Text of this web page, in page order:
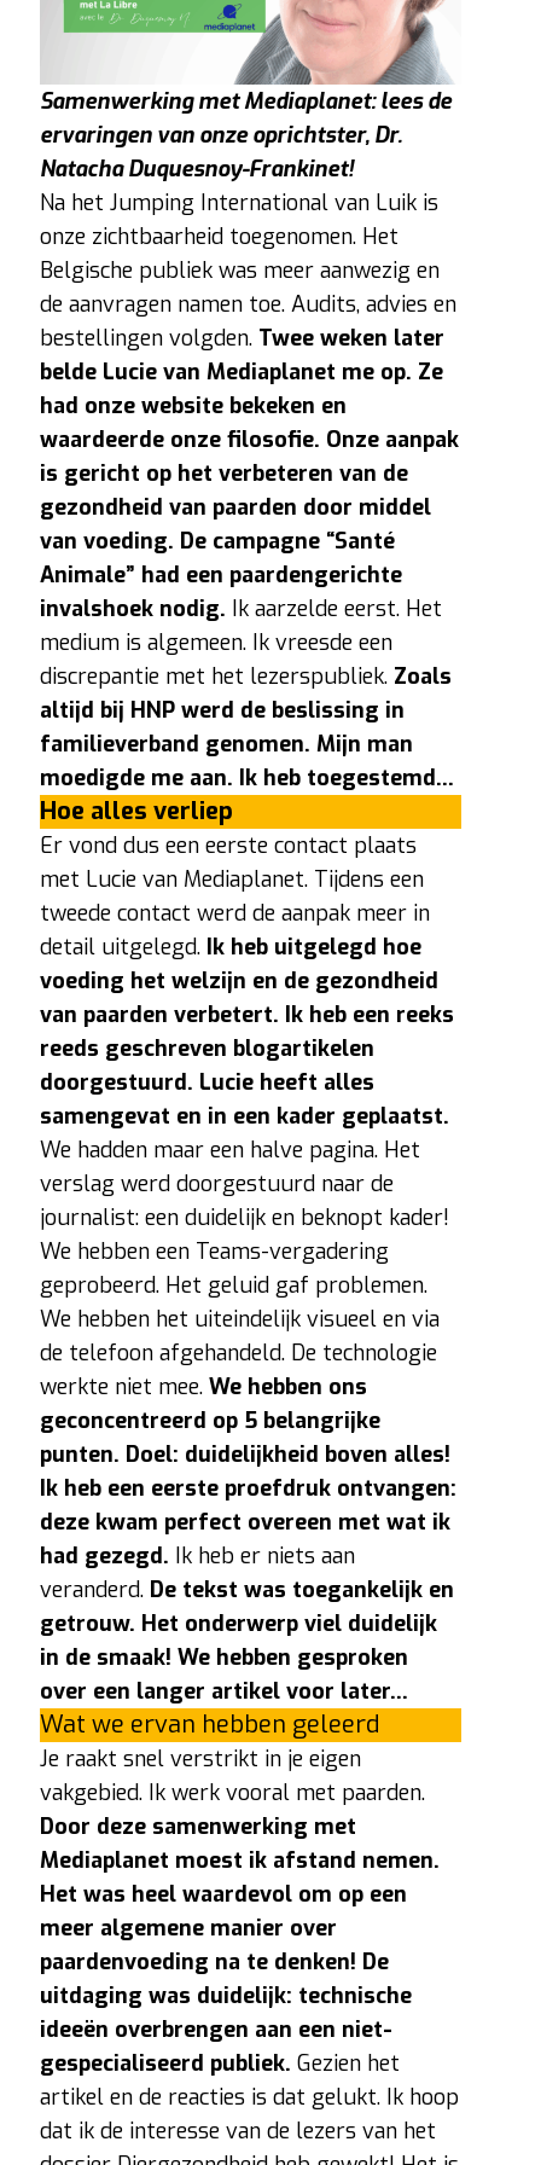
Samenwerking met Mediaplanet: lees de
ervaringen van onze oprichtster, Dr.
Natacha Duquesnoy-Frankinet!
Na het Jumping International van Luik is
onze zichtbaarheid toegenomen. Het
Belgische publiek was meer aanwezig en
de aanvragen namen toe. Audits, advies en
bestellingen volgden. Twee weken later
belde Lucie van Mediaplanet me op. Ze
had onze website bekeken en
waardeerde onze filosofie. Onze aanpak
is gericht op het verbeteren van de
gezondheid van paarden door middel
van voeding. De campagne “Santé
Animale” had een paardengerichte
invalshoek nodig. Ik aarzelde eerst. Het
medium is algemeen. Ik vreesde een
discrepantie met het lezerspubliek. Zoals
altijd bij HNP werd de beslissing in
familieverband genomen. Mijn man
moedigde me aan. Ik heb toegestemd…
Hoe alles verliep
Er vond dus een eerste contact plaats
met Lucie van Mediaplanet. Tijdens een
tweede contact werd de aanpak meer in
detail uitgelegd. Ik heb uitgelegd hoe
voeding het welzijn en de gezondheid
van paarden verbetert. Ik heb een reeks
reeds geschreven blogartikelen
doorgestuurd. Lucie heeft alles
samengevat en in een kader geplaatst.
We hadden maar een halve pagina. Het
verslag werd doorgestuurd naar de
journalist: een duidelijk en beknopt kader!
We hebben een Teams-vergadering
geprobeerd. Het geluid gaf problemen.
We hebben het uiteindelijk visueel en via
de telefoon afgehandeld. De technologie
werkte niet mee.We hebben ons
geconcentreerd op 5 belangrijke
punten. Doel: duidelijkheid boven alles!
Ik heb een eerste proefdruk ontvangen:
deze kwam perfect overeen met wat ik
had gezegd. Ik heb er niets aan
veranderd. De tekst was toegankelijk en
getrouw. Het onderwerp viel duidelijk
in de smaak! We hebben gesproken
over een langer artikel voor later…
Wat we ervan hebben geleerd
Je raakt snel verstrikt in je eigen
vakgebied. Ik werk vooral met paarden.
Door deze samenwerking met
Mediaplanet moest ik afstand nemen.
Het was heel waardevol om op een
meer algemene manier over
paardenvoeding na te denken! De
uitdaging was duidelijk: technische
ideeën overbrengen aan een niet-
gespecialiseerd publiek. Gezien het
artikel en de reacties is dat gelukt. Ik hoop
dat ik de interesse van de lezers van het